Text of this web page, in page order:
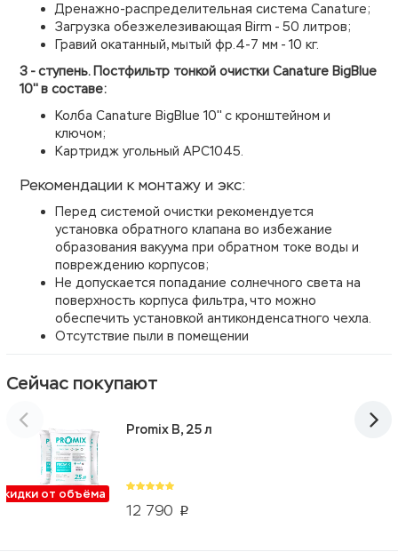
Дренажно-распределительная система Canature;
Загрузка обезжелезивающая Birm - 50 литров;
Гравий окатанный, мытый фр.4-7 мм - 10 кг.
3 - ступень. Постфильтр тонкой очистки Canature BigBlue
10'' в составе:
Колба Canature BigBlue 10'' с кронштейном и
ключом;
Картридж угольный APC1045.
Рекомендации к монтажу и экс:
Перед системой очистки рекомендуется
установка обратного клапана во избежание
образования вакуума при обратном токе воды и
повреждению корпусов;
Не допускается попадание солнечного света на
поверхность корпуса фильтра, что можно
обеспечить установкой антиконденсатного чехла.
Отсутствие пыли в помещении
Сейчас покупают
от объёма
12 790 p
Promix B, 25 л